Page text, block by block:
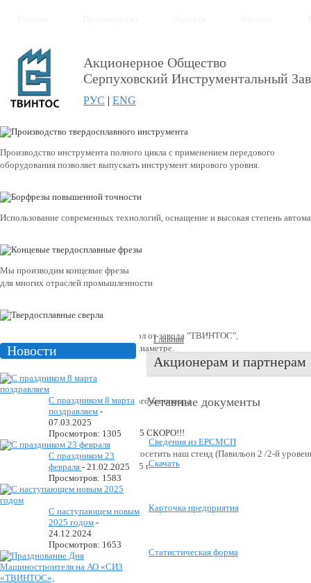
Акционерное Общество
Серпуховский Инструментальный
РУС | ENG
Производство инструмента полного цикла с применением передового
оборудования позволяет выпускать инструмент мирового уровня.
Использование современных технологий, оснащение и высокая степень
Мы производим концевые фрезы
для многих отраслей промышленности
Производство твердосплавных сверл от завода "ТВИНТОС",
размерный ряд от 2 мм до 25 мм в диаметре.
Фрезы используются для аппаратного маникюра
«Уважаемые коллеги! Приглашаем посетить наш стенд (Павильон 2 /2-й
наб.14) с 26.05.2025 г. по 29.05.2025 г.
Новости
С праздником 8 марта
поздравляем -
07.03.2025
Просмотров: 1305
С праздником 23
февраля - 21.02.2025
Просмотров: 1583
С наступающем новым
2025 годом -
24.12.2024
Просмотров: 1653
Главная Акционерам
Акционерам и партнерам
Уставные документы
Сведения из ЕРСМСП
Скачать
Карточка предприятия
Статистическая форма